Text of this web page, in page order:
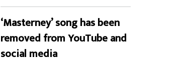
‘Masterney’ song has been
removed from YouTube and
social media